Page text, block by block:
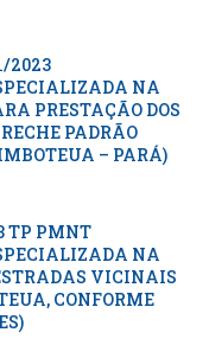
2023
NA
PRESTAÇÃO DOS
PADRÃO
– PARÁ)
TP PMNT
NA
VICINAIS
CONFORME